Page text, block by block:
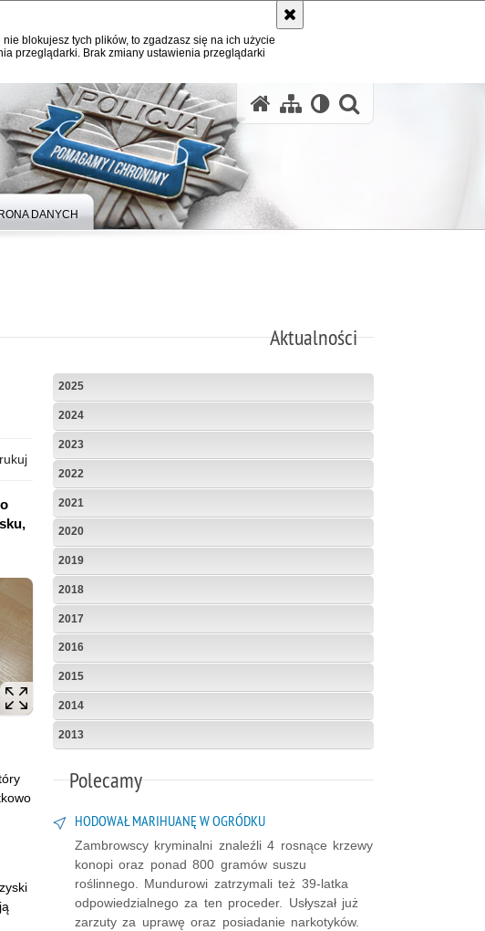
blokujesz tych plików, to zgadzasz się na ich użycie
przeglądarki. Brak zmiany ustawienia przeglądarki
DANYCH
Aktualności
2025
2024
2023
2022
2021
2020
2019
2018
2017
2016
2015
2014
2013
Polecamy
HODOWAŁ MARIHUANĘ W OGRÓDKU
Zambrowscy kryminalni znaleźli 4 rosnące krzewy
konopi oraz ponad 800 gramów suszu
roślinnego. Mundurowi zatrzymali też 39-latka
odpowiedzialnego za ten proceder. Usłyszał już
zarzuty za uprawę oraz posiadanie narkotyków.